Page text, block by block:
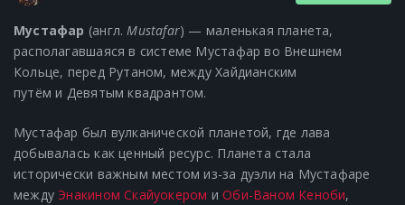
Мустафар (англ. Mustafar) — маленькая планета,
располагавшаяся в системе Мустафар во Внешнем
Кольце, перед Рутаном, между Хайдианским
путём и Девятым квадрантом.
Мустафар был вулканической планетой, где лава
добывалась как ценный ресурс. Планета стала
исторически важным местом из-за дуэли на Мустафаре
между Энакином Скайуокером иОби-Ваном Кеноби,